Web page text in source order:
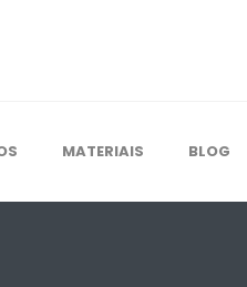
MATERIAIS BLOG